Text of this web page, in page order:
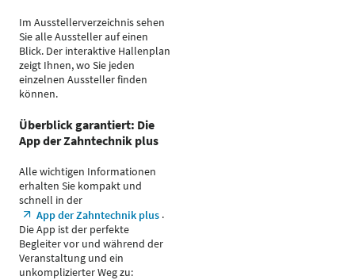
Im Ausstellerverzeichnis sehen
Sie alle Aussteller auf einen
Blick. Der interaktive Hallenplan
zeigt Ihnen, wo Sie jeden
einzelnen Aussteller finden
können.
Überblick garantiert: Die
App der Zahntechnik plus
Alle wichtigen Informationen
erhalten Sie kompakt und
schnell in der
App der Zahntechnik plus.
Die App ist der perfekte
Begleiter vor und während der
Veranstaltung und ein
unkomplizierter Weg zu: